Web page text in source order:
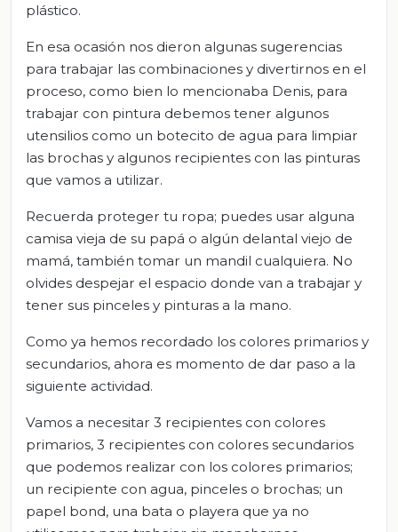
plástico.
En esa ocasión nos dieron algunas sugerencias
para trabajar las combinaciones y divertirnos en el
proceso, como bien lo mencionaba Denis, para
trabajar con pintura debemos tener algunos
utensilios como un botecito de agua para limpiar
las brochas y algunos recipientes con las pinturas
que vamos a utilizar.
Recuerda proteger tu ropa; puedes usar alguna
camisa vieja de su papá o algún delantal viejo de
mamá, también tomar un mandil cualquiera. No
olvides despejar el espacio donde van a trabajar y
tener sus pinceles y pinturas a la mano.
Como ya hemos recordado los colores primarios y
secundarios, ahora es momento de dar paso a la
siguiente actividad.
Vamos a necesitar 3 recipientes con colores
primarios, 3 recipientes con colores secundarios
que podemos realizar con los colores primarios;
un recipiente con agua, pinceles o brochas; un
papel bond, una bata o playera que ya no